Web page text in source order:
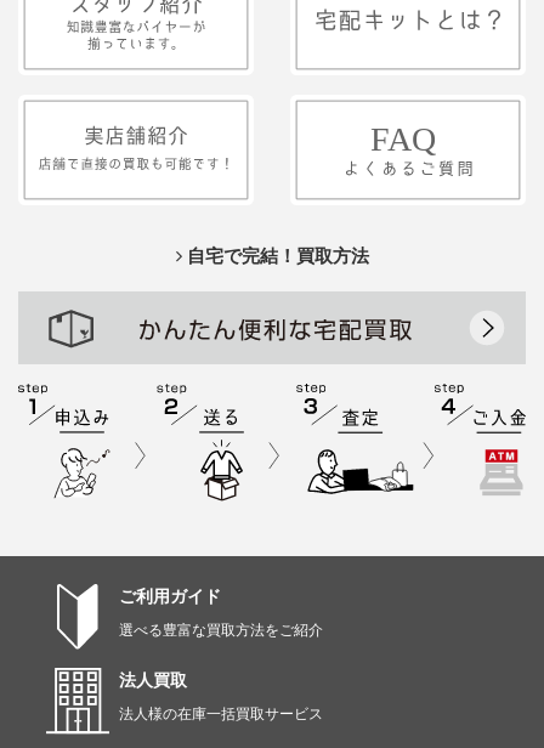
自宅で完結！買取方法
ご利用ガイド
選べる豊富な買取方法をご紹介
法人買取
法人様の在庫一括買取サービス